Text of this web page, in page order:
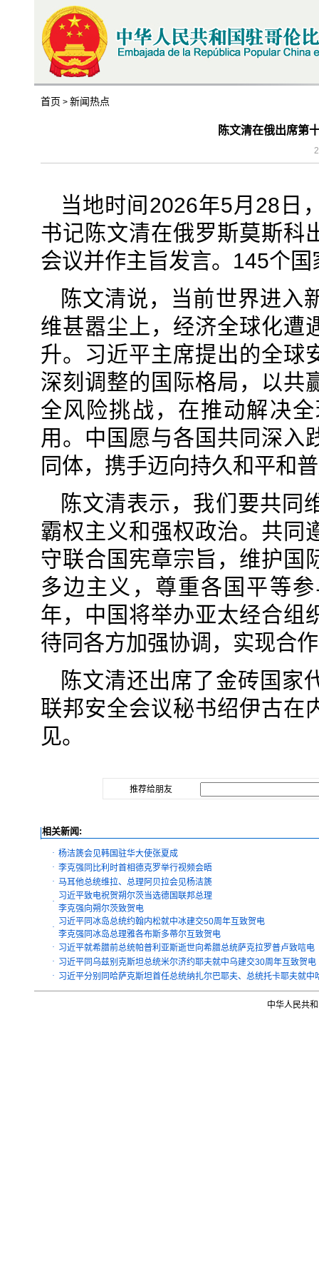
首页 > 新闻热点
陈文清在俄出席第
当地时间2026年5月28日
书记陈文清在俄罗斯莫斯科
会议并作主旨发言。145个
陈文清说，当前世界进入
维甚嚣尘上，经济全球化遭
升。习近平主席提出的全球
深刻调整的国际格局，以共
全风险挑战，在推动解决
用。中国愿与各国共同深入
同体，携手迈向持久和平和
陈文清表示，我们要共同
霸权主义和强权政治。共同
守联合国宪章宗旨，维护国
多边主义，尊重各国平等
年，中国将举办亚太经合组
待同各方加强协调，实现合
陈文清还出席了金砖国家
联邦安全会议秘书绍伊古在
见。
推荐给朋友
相关新闻:
· 杨洁篪会见韩国驻华大使张夏成
· 李克强同比利时首相德克罗举行视频会晤
· 马耳他总统维拉、总理阿贝拉会见杨洁篪
·
习近平致电祝贺朔尔茨当选德国联邦总理
李克强向朔尔茨致贺电
·
习近平同冰岛总统约翰内松就中冰建交50周年互致贺电
李克强同冰岛总理雅各布斯多蒂尔互致贺电
· 习近平就希腊前总统帕普利亚斯逝世向希腊总统萨克拉罗普卢致唁电
· 习近平同乌兹别克斯坦总统米尔济约耶夫就中乌建交30周年互致贺电
· 习近平分别同哈萨克斯坦首任总统纳扎尔巴耶夫、总统托卡耶夫就中
中华人民共